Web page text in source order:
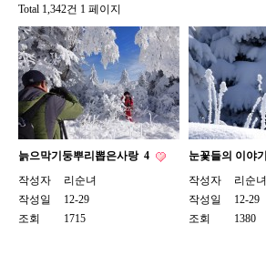
Total 1,342건 1 페이지
늙으막기둥뿌리뽑은사랑 4
작성자
리순녀
작성일
12-29
조회
1715
눈꽃들의 이야기
작성자
리순녀
작성일
12-29
조회
1380